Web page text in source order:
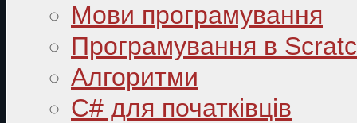
Мови програмування
Програмування в
Алгоритми
C# для початківців